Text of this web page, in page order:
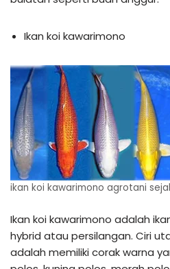
Ikan koi kawarimono
ikan koi kawarimono agrotani
Ikan koi kawarimono adalah
hybrid atau persilangan. Ciri
adalah memiliki corak warna